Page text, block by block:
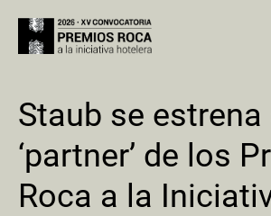
Staub se
‘partner’ de los
Roca a la